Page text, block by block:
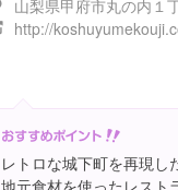
http://
レトロな城下町を再現し
地元食材を使ったレスト